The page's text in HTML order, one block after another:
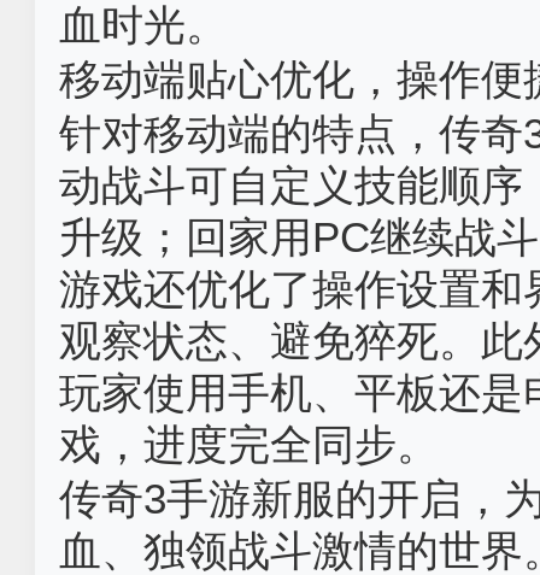
血时光。
移动端贴心优化，操作便
针对移动端的特点，传
动战斗可自定义技能顺
升级；回家用PC继续战
游戏还优化了操作设置
观察状态、避免猝死。
玩家使用手机、平板还
戏，进度完全同步。
传奇3手游新服的开启，
血、独领战斗激情的世